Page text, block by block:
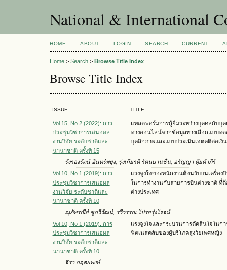
National & International
HOME ABOUT LOGIN SEARCH CURRENT
Home > Search > Browse Title Index
Browse Title Index
ISSUE TITLE
Vol 15, No 2 (2022): การ
ประชุมวิชาการเสนอผล
งานวิจัย ระดับชาติและ
นานาชาติ ครั้งที่ 15
แพลตฟอร์มการกู้ยืมระหว่างบุคคลกับบุ
ทางออนไลน์จากข้อมูลทางเลือกแบบท
บุคลิกภาพและแบบประเมินเจตคติต่อเงิน
รังรองรัตน์ อินทร์พยุง, รุ่งเกียรติ รัตนบานชื่น, อรัญญา ตุ้ยคำภีร์
Vol 10, No 1 (2019): การ
ประชุมวิชาการเสนอผล
งานวิจัย ระดับชาติและ
นานาชาติ ครั้งที่ 10
แรงจูงใจของพนักงานต้อนรับบนเครื่อง
ในการทำงานกับสายการบินต่างชาติ ที่
ต่างประเทศ
ณุภัทรณีย์ ชูกวีวัฒน์, รวีวรรณ โปรยรุ่งโรจน์
Vol 10, No 1 (2019): การ
ประชุมวิชาการเสนอผล
งานวิจัย ระดับชาติและ
นานาชาติ ครั้งที่ 10
แรงจูงใจและกระบวนการตัดสินใจในกา
ฟิตเนสคลับของผู้บริโภคสูงวัยเพศหญิง
จิรา กฤตยพงษ์